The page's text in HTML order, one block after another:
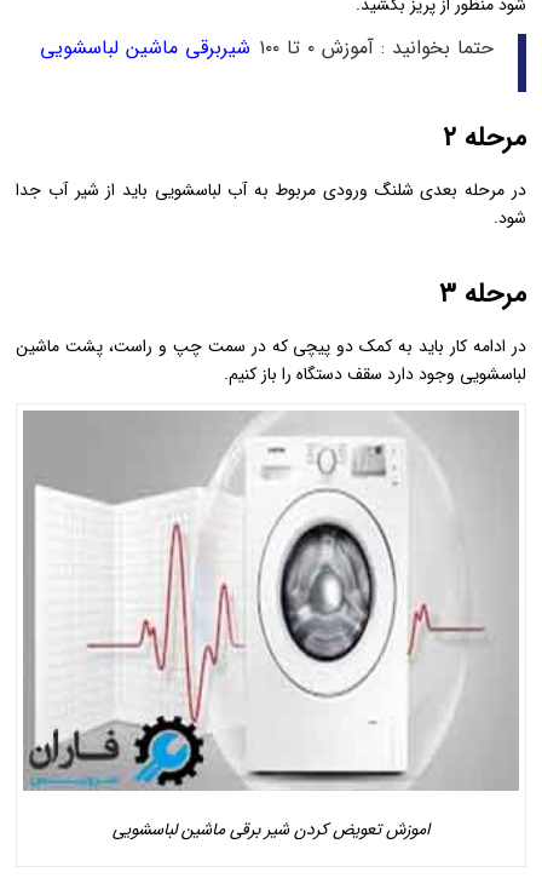
حتما بخوانید : آموزش ۰ تا ۱۰۰ شیربرقی ماشین لباسشویی
مرحله ۲
در مرحله بعدی شلنگ ورودی مربوط به آب لباسشویی باید از شیر آب جدا
شود.
مرحله ۳
در ادامه کار باید به کمک دو پیچی که در سمت چپ و راست، پشت ماشین
لباسشویی وجود دارد سقف دستگاه را باز کنیم.
اموزش تعویض کردن شیر برقی ماشین لباسشویی